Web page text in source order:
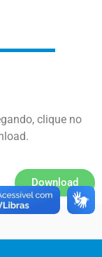
clique no
Download